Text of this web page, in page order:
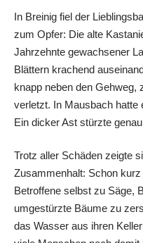
In Breinig fiel der
zum Opfer: Die alte
Jahrzehnte gewachsener
Blättern krachend
knapp neben den
verletzt. In Mausbach hatte
Ein dicker Ast stürzte
Trotz aller Schäden zeigte
Zusammenhalt: Schon
Betroffene selbst zu Säge,
umgestürzte Bäume zu
das Wasser aus ihren